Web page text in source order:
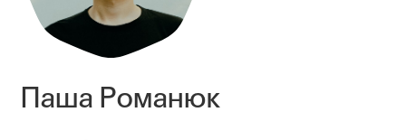
Паша Романюк